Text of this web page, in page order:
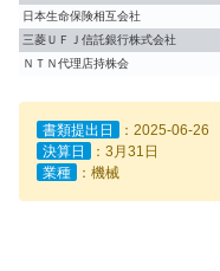
日本生命保険相互会社
三菱ＵＦＪ信託銀行株式会社
ＮＴＮ代理店持株会
書類提出日
：2025-06-26
決算日
：3月31日
業種
：機械